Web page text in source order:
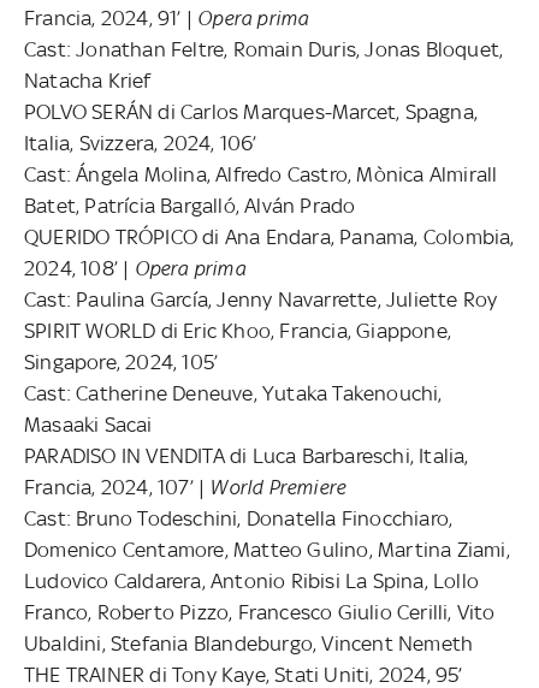
Francia, 2024, 91’ | Opera prima
Cast: Jonathan Feltre, Romain Duris, Jonas Bloquet,
Natacha Krief
POLVO SERÁN di Carlos Marques-Marcet, Spagna,
Italia, Svizzera, 2024, 106’
Cast: Ángela Molina, Alfredo Castro, Mònica Almirall
Batet, Patrícia Bargalló, Alván Prado
QUERIDO TRÓPICO di Ana Endara, Panama, Colombia,
2024, 108’ | Opera prima
Cast: Paulina García, Jenny Navarrette, Juliette Roy
SPIRIT WORLD di Eric Khoo, Francia, Giappone,
Singapore, 2024, 105’
Cast: Catherine Deneuve, Yutaka Takenouchi,
Masaaki Sacai
PARADISO IN VENDITA di Luca Barbareschi, Italia,
Francia, 2024, 107’ | World Premiere
Cast: Bruno Todeschini, Donatella Finocchiaro,
Domenico Centamore, Matteo Gulino, Martina Ziami,
Ludovico Caldarera, Antonio Ribisi La Spina, Lollo
Franco, Roberto Pizzo, Francesco Giulio Cerilli, Vito
Ubaldini, Stefania Blandeburgo, Vincent Nemeth
THE TRAINER di Tony Kaye, Stati Uniti, 2024, 95’